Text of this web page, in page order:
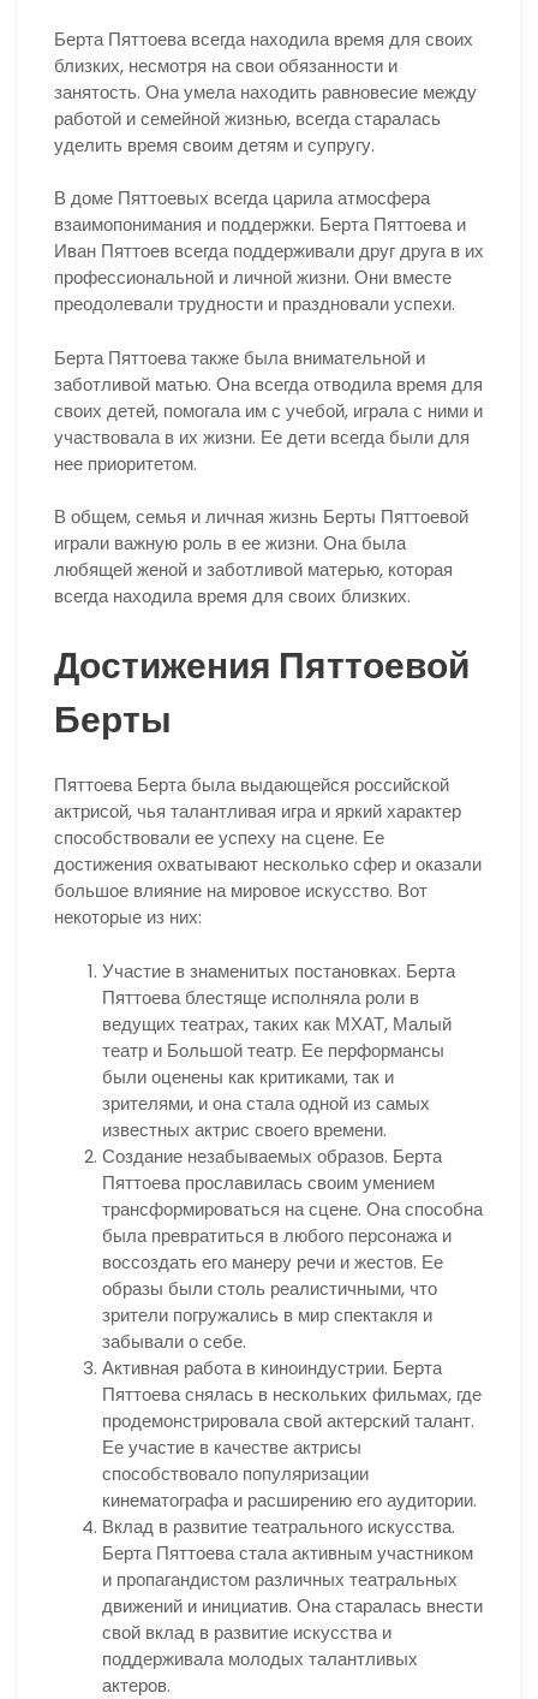
Берта Пяттоева всегда находила время для своих
близких, несмотря на свои обязанности и
занятость. Она умела находить равновесие между
работой и семейной жизнью, всегда старалась
уделить время своим детям и супругу.
В доме Пяттоевых всегда царила атмосфера
взаимопонимания и поддержки. Берта Пяттоева и
Иван Пяттоев всегда поддерживали друг друга в их
профессиональной и личной жизни. Они вместе
преодолевали трудности и праздновали успехи.
Берта Пяттоева также была внимательной и
заботливой матью. Она всегда отводила время для
своих детей, помогала им с учебой, играла с ними и
участвовала в их жизни. Ее дети всегда были для
нее приоритетом.
В общем, семья и личная жизнь Берты Пяттоевой
играли важную роль в ее жизни. Она была
любящей женой и заботливой матерью, которая
всегда находила время для своих близких.
Достижения Пяттоевой
Берты
Пяттоева Берта была выдающейся российской
актрисой, чья талантливая игра и яркий характер
способствовали ее успеху на сцене. Ее
достижения охватывают несколько сфер и оказали
большое влияние на мировое искусство. Вот
некоторые из них:
Участие в знаменитых постановках. Берта
Пяттоева блестяще исполняла роли в
ведущих театрах, таких как МХАТ, Малый
театр и Большой театр. Ее перформансы
были оценены как критиками, так и
зрителями, и она стала одной из самых
известных актрис своего времени.
Создание незабываемых образов. Берта
Пяттоева прославилась своим умением
трансформироваться на сцене. Она способна
была превратиться в любого персонажа и
воссоздать его манеру речи и жестов. Ее
образы были столь реалистичными, что
зрители погружались в мир спектакля и
забывали о себе.
Активная работа в киноиндустрии. Берта
Пяттоева снялась в нескольких фильмах, где
продемонстрировала свой актерский талант.
Ее участие в качестве актрисы
способствовало популяризации
кинематографа и расширению его аудитории.
Вклад в развитие театрального искусства.
Берта Пяттоева стала активным участником
и пропагандистом различных театральных
движений и инициатив. Она старалась внести
свой вклад в развитие искусства и
поддерживала молодых талантливых
актеров.